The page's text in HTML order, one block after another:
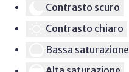
Contrasto scuro
Contrasto chiaro
Bassa saturazione